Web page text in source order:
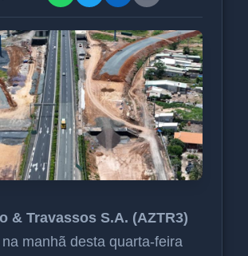
& Travassos S.A. (AZTR3)
manhã desta quarta-feira